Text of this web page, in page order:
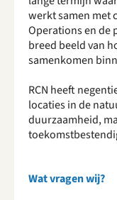
werkt samen met
Operations en de
breed beeld van
samenkomen
RCN heeft
locaties in de
duurzaamheid,
Wat vragen wij?